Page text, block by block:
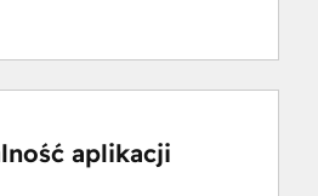
aplikacji